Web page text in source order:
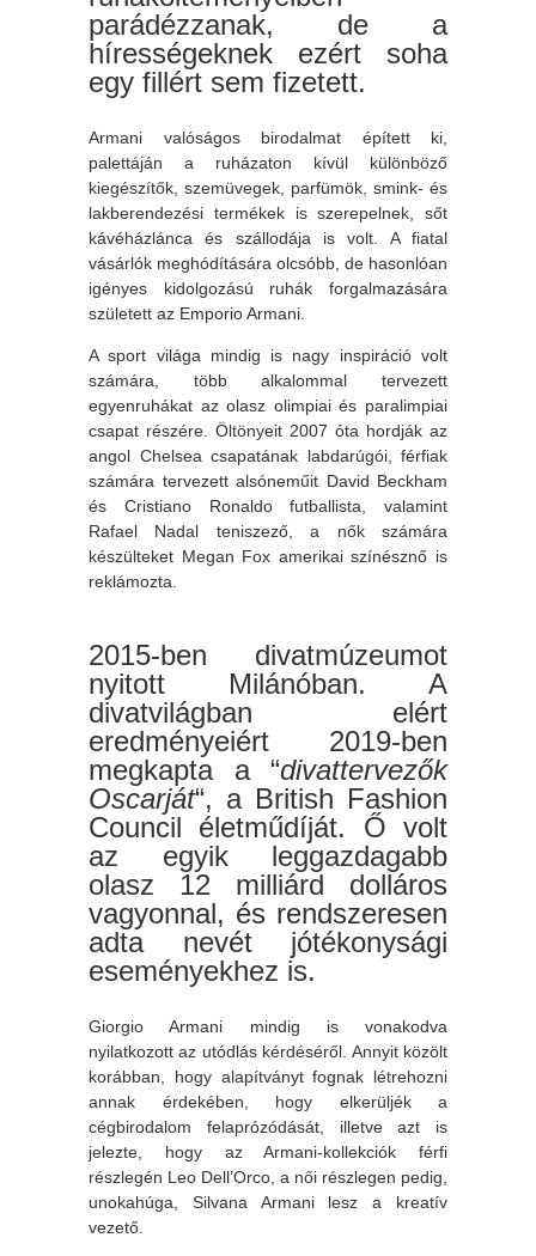
parádézzanak, de a
hírességeknek ezért soha
egy fillért sem fizetett.
Armani valóságos birodalmat épített ki,
palettáján a ruházaton kívül különböző
kiegészítők, szemüvegek, parfümök, smink- és
lakberendezési termékek is szerepelnek, sőt
kávéházlánca és szállodája is volt. A fiatal
vásárlók meghódítására olcsóbb, de hasonlóan
igényes kidolgozású ruhák forgalmazására
született az Emporio Armani.
A sport világa mindig is nagy inspiráció volt
számára, több alkalommal tervezett
egyenruhákat az olasz olimpiai és paralimpiai
csapat részére. Öltönyeit 2007 óta hordják az
angol Chelsea csapatának labdarúgói, férfiak
számára tervezett alsóneműit David Beckham
és Cristiano Ronaldo futballista, valamint
Rafael Nadal teniszező, a nők számára
készülteket Megan Fox amerikai színésznő is
reklámozta.
2015-ben divatmúzeumot
nyitott Milánóban. A
divatvilágban elért
eredményeiért 2019-ben
megkapta a “divattervezők
Oscarját“, a British Fashion
Council életműdíját. Ő volt
az egyik leggazdagabb
olasz 12 milliárd dolláros
vagyonnal, és rendszeresen
adta nevét jótékonysági
eseményekhez is.
Giorgio Armani mindig is vonakodva
nyilatkozott az utódlás kérdéséről. Annyit közölt
korábban, hogy alapítványt fognak létrehozni
annak érdekében, hogy elkerüljék a
cégbirodalom felaprózódását, illetve azt is
jelezte, hogy az Armani-kollekciók férfi
részlegén Leo Dell’Orco, a női részlegen pedig,
unokahúga, Silvana Armani lesz a kreatív
vezető.